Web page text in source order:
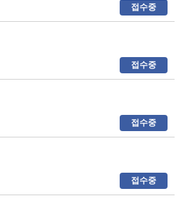
접수중
접수중
접수중
접수중